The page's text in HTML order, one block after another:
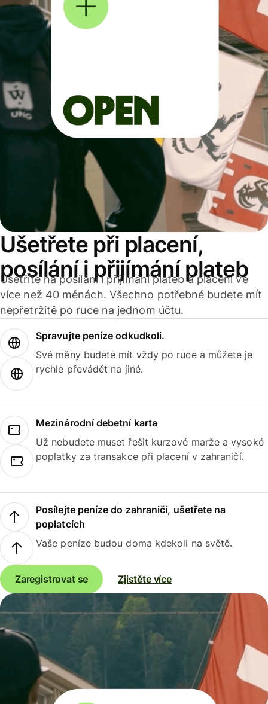
Ušetřete při placení,
posílání i přijímání plateb
Ušetříte na posílání i přijímání plateb a placení ve
více než 40 měnách. Všechno potřebné budete mít
nepřetržitě po ruce na jednom účtu.
Spravujte peníze odkudkoli.
Své měny budete mít vždy po ruce a můžete je
rychle převádět na jiné.
Mezinárodní debetní karta
Už nebudete muset řešit kurzové marže a vysoké
poplatky za transakce při placení v zahraničí.
Posílejte peníze do zahraničí, ušetřete na
poplatcích
Vaše peníze budou doma kdekoli na světě.
Zaregistrovat se Zjistěte více